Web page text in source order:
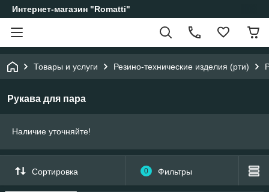
Интернет-магазин "Romatti"
Товары и услуги Резино-технические изделия (рти)
Рукава для пара
Наличие уточняйте!
Сортировка 0 Фильтры